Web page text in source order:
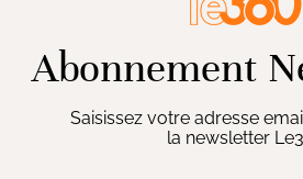
Abonnement
Saisissez votre adresse
la newsletter